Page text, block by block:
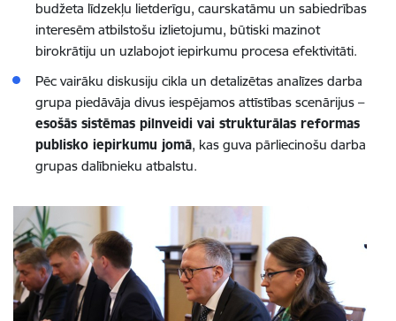
budžeta līdzekļu lietderīgu, caurskatāmu un sabiedrības
interesēm atbilstošu izlietojumu, būtiski mazinot
birokrātiju un uzlabojot iepirkumu procesa efektivitāti.
Pēc vairāku diskusiju cikla un detalizētas analīzes darba
grupa piedāvāja divus iespējamos attīstības scenārijus –
esošās sistēmas pilnveidi vai strukturālas reformas
publisko iepirkumu jomā, kas guva pārliecinošu darba
grupas dalībnieku atbalstu.